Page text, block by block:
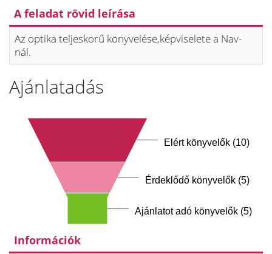
A feladat rövid leírása
Az optika teljeskorű könyvelése,képviselete a Nav-
nál.
Ajánlatadás
Elért könyvelők (10)
Érdeklődő könyvelők (5)
Ajánlatot adó könyvelők (5)
Információk